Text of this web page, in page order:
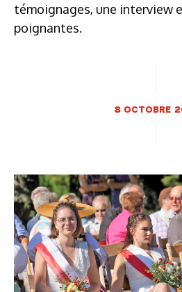
témoignages, une interview
poignantes.
8 OCTOBRE